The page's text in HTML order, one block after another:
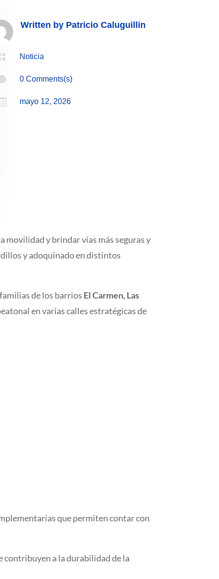
Written by Patricio Caluguillin
Noticia
0 Comments(s)
mayo 12, 2026
y brindar vías más seguras y
y adoquinado en distintos
de los barrios El Carmen, Las
en varias calles estratégicas de
que permiten contar con
contribuyen a la durabilidad de la